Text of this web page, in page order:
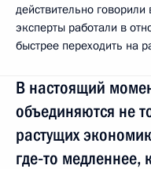
действительно
эксперты работали в
быстрее переходить на
В настоящий
объединяются не
растущих
где‑то медленнее,